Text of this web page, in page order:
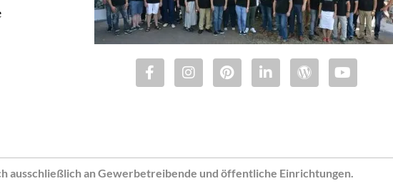
ausschließlich an Gewerbetreibende und öffentliche Einrichtungen.